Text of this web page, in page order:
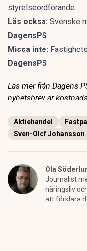
styrelseordförande.
Läs också: Svenske
DagensPS
Missa inte:
DagensPS
Läs mer från Dagens
nyhetsbrev är
Aktiehandel
Sven-Olof Johansson
Ola
Journalist
näringsliv
att förklara